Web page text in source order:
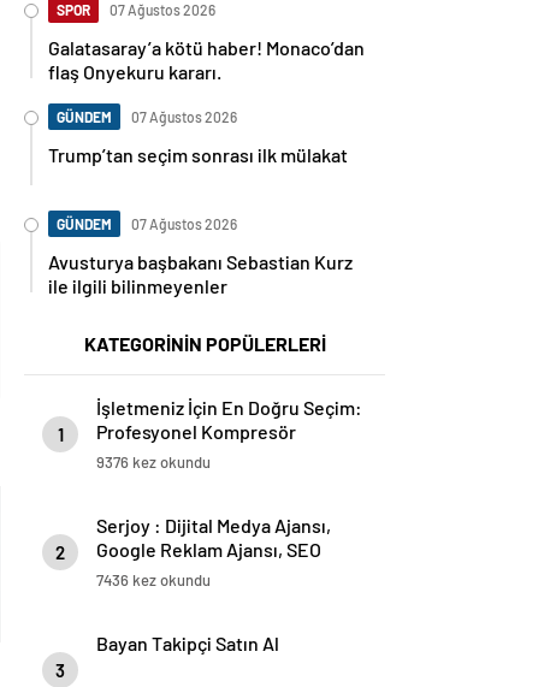
SPOR 07 Ağustos 2026
Galatasaray’a kötü haber! Monaco’dan
flaş Onyekuru kararı.
GÜNDEM 07 Ağustos 2026
Trump’tan seçim sonrası ilk mülakat
GÜNDEM 07 Ağustos 2026
Avusturya başbakanı Sebastian Kurz
ile ilgili bilinmeyenler
KATEGORİNİN POPÜLERLERİ
1
İşletmeniz İçin En Doğru Seçim:
Profesyonel Kompresör
Markaları Rehberi
9376 kez okundu
2
Serjoy : Dijital Medya Ajansı,
Google Reklam Ajansı, SEO
Ajansı ve Web Tasarım Ajansı
7436 kez okundu
3
Bayan Takipçi Satın Al